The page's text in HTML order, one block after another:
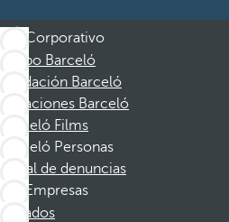
Corporativo
Grupo Barceló
Fundación Barceló
Vacaciones Barceló
Barceló Films
Barceló Personas
Canal de denuncias
Empresas
Afiliados